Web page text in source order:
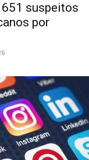
suspeitos
por